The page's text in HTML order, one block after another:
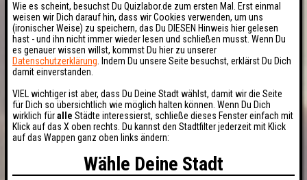
Wie es scheint, besuchst Du Quizlabor.de zum ersten Mal. Erst einmal
weisen wir Dich darauf hin, dass wir Cookies verwenden, um uns
(ironischer Weise) zu speichern, das Du DIESEN Hinweis hier gelesen
hast - und ihn nicht immer wieder lesen und schließen musst. Wenn Du
es genauer wissen willst, kommst Du hier zu unserer
Datenschutzerklärung . Indem Du unsere Seite besuchst, erklärst Du Dich
damit einverstanden.
VIEL wichtiger ist aber, dass Du Deine Stadt wählst, damit wir die Seite
für Dich so übersichtlich wie möglich halten können. Wenn Du Dich
wirklich füralle Städte interessierst, schließe dieses Fenster einfach mit
Klick auf das X oben rechts. Du kannst den Stadtfilter jederzeit mit Klick
auf das Wappen ganz oben links ändern:
Wähle Deine Stadt